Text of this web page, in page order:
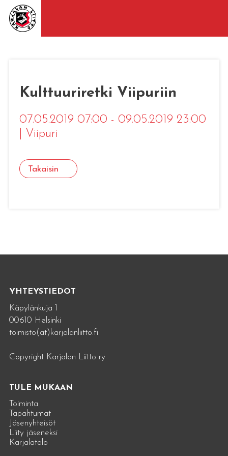
Kulttuuriretki Viipuriin
07.05.2019 07:00 - 09.05.2019 23:00
Viipuri
Takaisin
YHTEYSTIEDOT
Käpylänkuja 1
00610 Helsinki
toimisto(at)karjalanliitto.fi
Copyright Karjalan Liitto ry
TULE MUKAAN
Toiminta
Tapahtumat
Jäsenyhteisöt
Liity jäseneksi
Karjalatalo